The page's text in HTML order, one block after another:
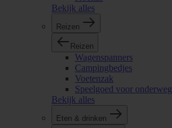
Bekijk alles
Reizen
Reizen
Wagenspanners
Campingbedjes
Voetenzak
Speelgoed voor onderweg
Bekijk alles
Eten & drinken